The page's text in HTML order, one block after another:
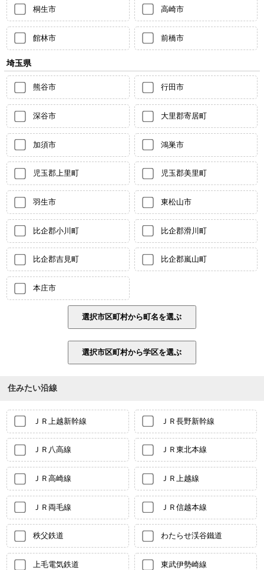
桐生市 高崎市
館林市 前橋市
埼玉県
熊谷市 行田市
深谷市 大里郡寄居町
加須市 鴻巣市
児玉郡上里町 児玉郡美里町
羽生市 東松山市
比企郡小川町 比企郡滑川町
比企郡吉見町 比企郡嵐山町
本庄市
住みたい沿線
ＪＲ上越新幹線 ＪＲ長野新幹線
ＪＲ八高線 ＪＲ東北本線
ＪＲ高崎線 ＪＲ上越線
ＪＲ両毛線 ＪＲ信越本線
秩父鉄道 わたらせ渓谷鐵道
上毛電気鉄道 東武伊勢崎線